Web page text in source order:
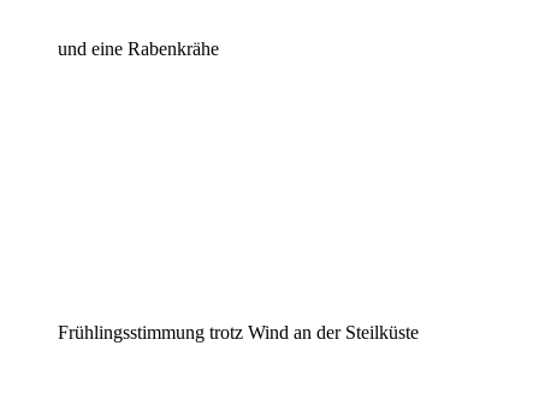
und eine Rabenkrähe
Frühlingsstimmung trotz Wind an der Steilküste